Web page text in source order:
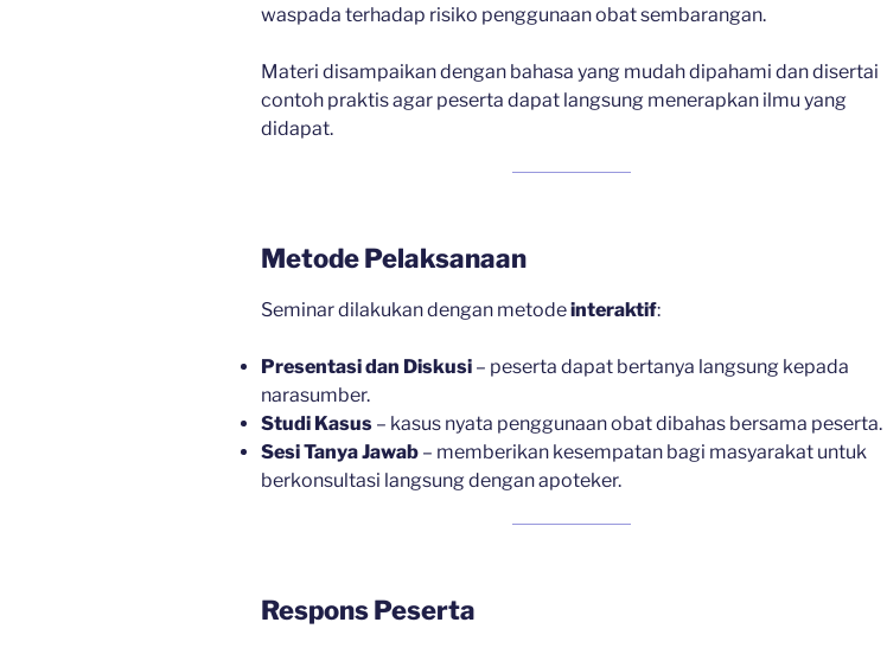
waspada terhadap risiko penggunaan obat sembarangan.
Materi disampaikan dengan bahasa yang mudah dipahami dan disertai
contoh praktis agar peserta dapat langsung menerapkan ilmu yang
didapat.
Metode Pelaksanaan
Seminar dilakukan dengan metodeinteraktif:
Presentasi dan Diskusi – peserta dapat bertanya langsung kepada
narasumber.
Studi Kasus – kasus nyata penggunaan obat dibahas bersama peserta.
Sesi Tanya Jawab – memberikan kesempatan bagi masyarakat untuk
berkonsultasi langsung dengan apoteker.
Respons Peserta